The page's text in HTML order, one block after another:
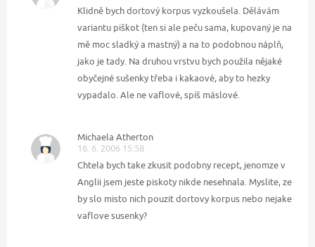
Klidně bych dortový korpus vyzkoušela. Dělávám
variantu piškot (ten si ale peču sama, kupovaný je na
mě moc sladký a mastný) a na to podobnou náplň,
jako je tady. Na druhou vrstvu bych použila nějaké
obyčejné sušenky třeba i kakaové, aby to hezky
vypadalo. Ale ne vaflové, spíš máslové.
Michaela Atherton
16. 6. 2006 15:58
Chtela bych take zkusit podobny recept, jenomze v
Anglii jsem jeste piskoty nikde nesehnala. Myslite, ze
by slo misto nich pouzit dortovy korpus nebo nejake
vaflove susenky?